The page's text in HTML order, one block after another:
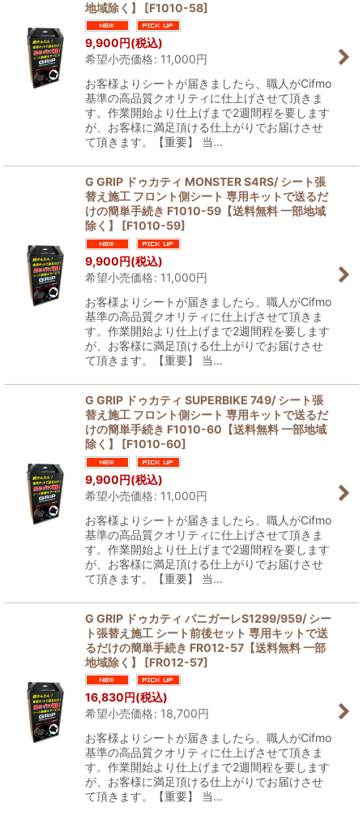
地域除く】
[F1010-58]
9,900円(税込)
希望小売価格: 11,000円
お客様よりシートが届きましたら、職人がCifmo
基準の高品質クオリティに仕上げさせて頂きま
す。作業開始より仕上げまで2週間程を要します
が、お客様に満足頂ける仕上がりでお届けさせ
て頂きます。【重要】 当…
G GRIP ドゥカティ MONSTER S4RS/ シート張
替え施工 フロント側シート 専用キットで送るだ
けの簡単手続き F1010-59【送料無料 一部地域
除く】
[F1010-59]
9,900円(税込)
希望小売価格: 11,000円
お客様よりシートが届きましたら、職人がCifmo
基準の高品質クオリティに仕上げさせて頂きま
す。作業開始より仕上げまで2週間程を要します
が、お客様に満足頂ける仕上がりでお届けさせ
て頂きます。【重要】 当…
G GRIP ドゥカティ SUPERBIKE 749/ シート張
替え施工 フロント側シート 専用キットで送るだ
けの簡単手続き F1010-60【送料無料 一部地域
除く】
[F1010-60]
9,900円(税込)
希望小売価格: 11,000円
お客様よりシートが届きましたら、職人がCifmo
基準の高品質クオリティに仕上げさせて頂きま
す。作業開始より仕上げまで2週間程を要します
が、お客様に満足頂ける仕上がりでお届けさせ
て頂きます。【重要】 当…
G GRIP ドゥカティ パニガーレS1299/959/ シー
ト張替え施工 シート前後セット 専用キットで送
るだけの簡単手続き FR012-57【送料無料 一部
地域除く】
[FR012-57]
16,830円(税込)
希望小売価格: 18,700円
お客様よりシートが届きましたら、職人がCifmo
基準の高品質クオリティに仕上げさせて頂きま
す。作業開始より仕上げまで2週間程を要します
が、お客様に満足頂ける仕上がりでお届けさせ
て頂きます。【重要】 当…